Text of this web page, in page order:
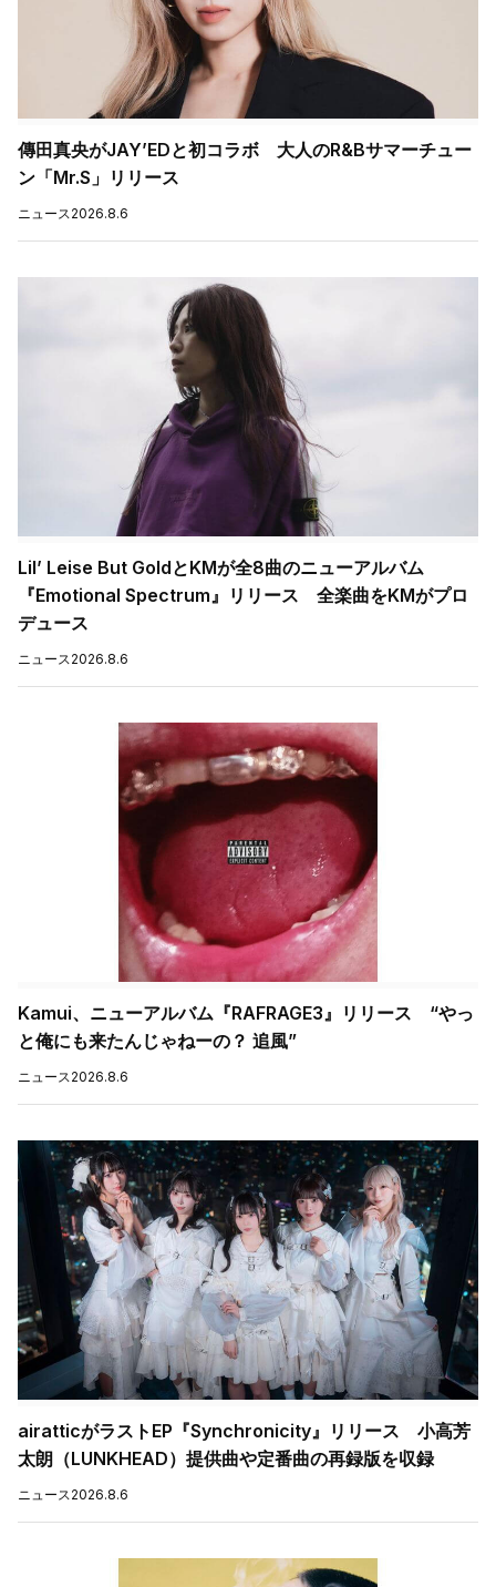
傳田真央がJAY’EDと初コラボ 大人のR&Bサマーチュー
ン「Mr.S」リリース
ニュース2026.8.6
Lil’ Leise But GoldとKMが全8曲のニューアルバム
『Emotional Spectrum』リリース 全楽曲をKMがプロ
デュース
ニュース2026.8.6
Kamui、ニューアルバム『RAFRAGE3』リリース “やっ
と俺にも来たんじゃねーの？ 追風”
ニュース2026.8.6
airatticがラストEP『Synchronicity』リリース 小高芳
太朗（LUNKHEAD）提供曲や定番曲の再録版を収録
ニュース2026.8.6